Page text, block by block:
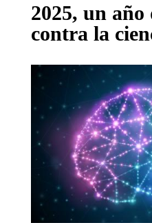
2025, un año
contra la